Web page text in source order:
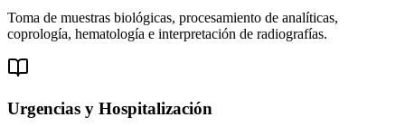
Toma de muestras biológicas, procesamiento de analíticas,
coprología, hematología e interpretación de radiografías.
Urgencias y Hospitalización